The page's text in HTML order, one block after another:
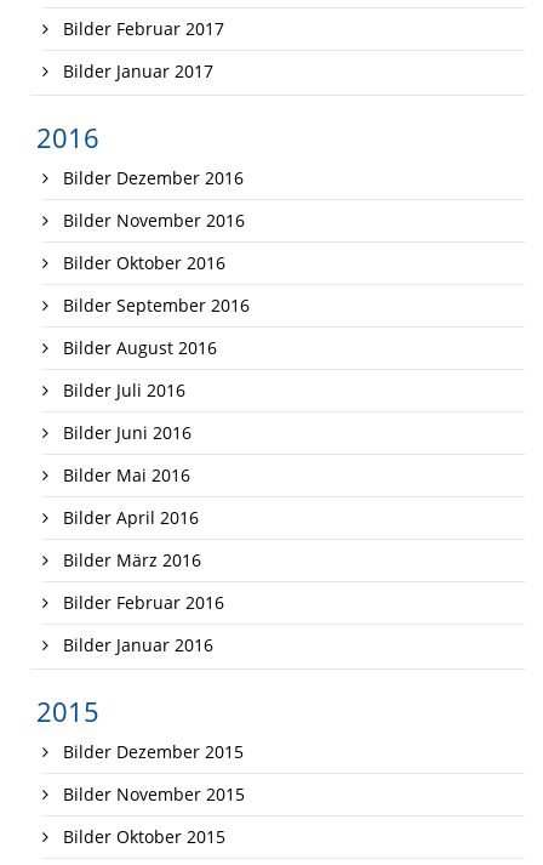
Bilder Februar 2017
Bilder Januar 2017
2016
Bilder Dezember 2016
Bilder November 2016
Bilder Oktober 2016
Bilder September 2016
Bilder August 2016
Bilder Juli 2016
Bilder Juni 2016
Bilder Mai 2016
Bilder April 2016
Bilder März 2016
Bilder Februar 2016
Bilder Januar 2016
2015
Bilder Dezember 2015
Bilder November 2015
Bilder Oktober 2015